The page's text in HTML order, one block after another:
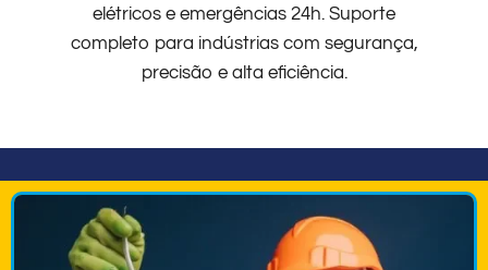
elétricos e emergências 24h. Suporte
completo para indústrias com segurança,
precisão e alta eficiência.